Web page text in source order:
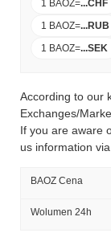
1 BAOZ=...CHF
1 BAOZ=...RUB
1 BAOZ=...SEK
According to our
Exchanges/
If you are aware
us information
BAOZ Cena
Wolumen 24h